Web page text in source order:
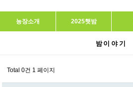
농장소개 2025햇밤
밤이야기
Total 0건 1 페이지